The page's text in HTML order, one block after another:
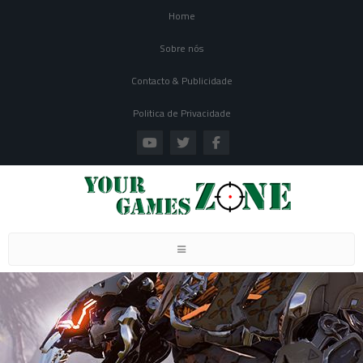
Home
Sobre nós
Contacto & Publicidade
Politica de Privacidade
Toggle navigation